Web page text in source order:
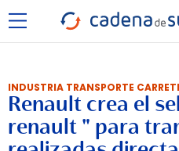
INDUSTRIA TRANSPORTE
Renault crea el
renault " para